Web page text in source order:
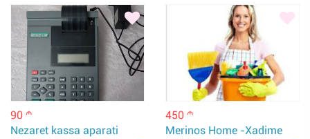
90 m
Nezaret kassa aparati
450 m
Merinos Home -Xadime